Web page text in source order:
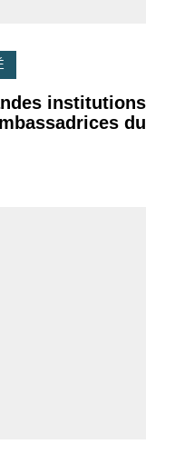
institutions
du